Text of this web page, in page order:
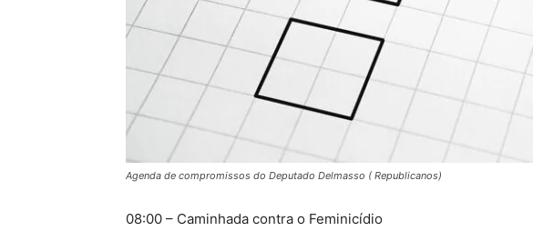
Agenda de compromissos do Deputado Delmasso ( Republicanos)
08:00 – Caminhada contra o Feminicídio